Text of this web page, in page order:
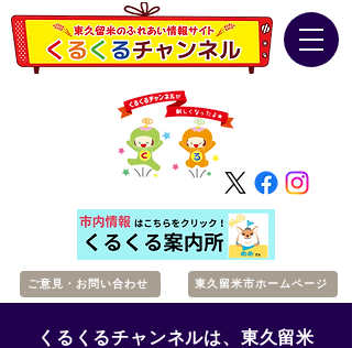
ご意見・お問い合わせ 東久留米市ホームページ
くるくるチャンネルは、東久留米